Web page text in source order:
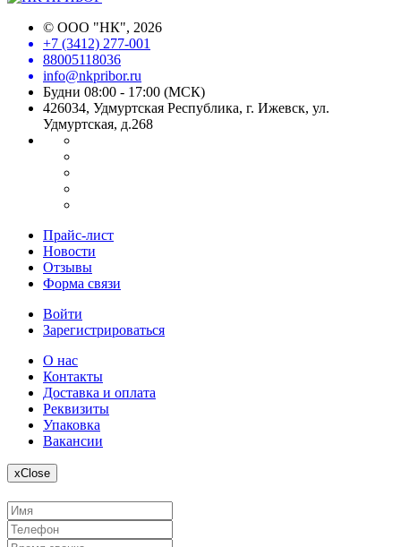
© ООО "НК", 2026
+7 (3412) 277-001
88005118036
info@nkpribor.ru
Будни 08:00 - 17:00 (МСК)
426034, Удмуртская Республика, г. Ижевск, ул.
Удмуртская, д.268
Прайс-лист
Новости
Отзывы
Форма связи
Войти
Зарегистрироваться
О нас
Контакты
Доставка и оплата
Реквизиты
Упаковка
Вакансии
xClose